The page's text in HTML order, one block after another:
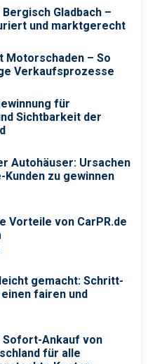
Gladbach –
und marktgerecht
Motorschaden – So
Verkaufsprozesse
für
Sichtbarkeit der
Autohäuser: Ursachen
Kunden zu gewinnen
Vorteile von CarPR.de
gemacht: Schritt-
fairen und
Sofort-Ankauf von
für alle